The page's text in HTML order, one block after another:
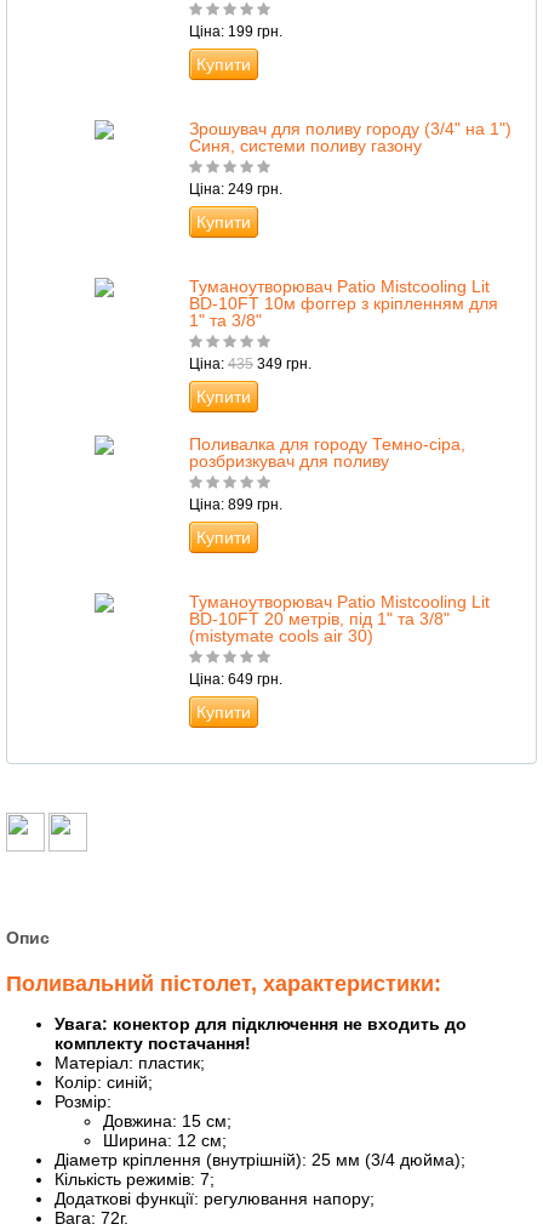
Ціна: 199 грн.
Купити
Зрошувач для поливу городу (3/4" на 1")
Синя, системи поливу газону
Ціна: 249 грн.
Купити
Туманоутворювач Patio Mistcooling Lit
BD-10FT 10м фоггер з кріпленням для
1" та 3/8"
Ціна: 435 349 грн.
Купити
Поливалка для городу Темно-сіра,
розбризкувач для поливу
Ціна: 899 грн.
Купити
Туманоутворювач Patio Mistcooling Lit
BD-10FT 20 метрів, під 1" та 3/8"
(mistymate cools air 30)
Ціна: 649 грн.
Купити
Опис
Поливальний пістолет, характеристики:
Увага: конектор для підключення не входить до
комплекту постачання!
Матеріал: пластик;
Колір: синій;
Розмір:
Довжина: 15 см;
Ширина: 12 см;
Діаметр кріплення (внутрішній): 25 мм (3/4 дюйма);
Кількість режимів: 7;
Додаткові функції: регулювання напору;
Вага: 72г.